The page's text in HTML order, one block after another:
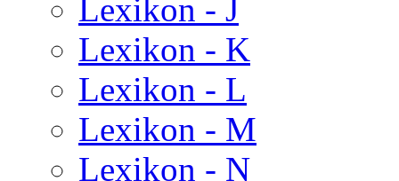
Lexikon - J
Lexikon - K
Lexikon - L
Lexikon - M
Lexikon - N